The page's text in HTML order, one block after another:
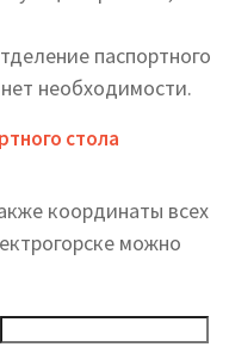
паспортного
необходимости.
стола
координаты всех
можно